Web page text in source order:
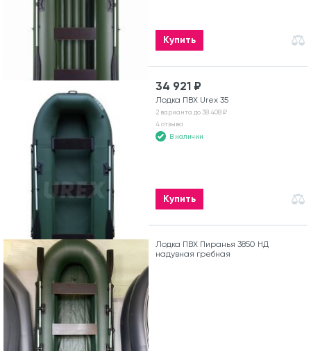
Купить
34 921 ₽
Лодка ПВХ Urex 35
2 варианта до 38 408 ₽
4 отзыва
В наличии
Купить
Лодка ПВХ Пиранья 3850 НД
надувная гребная